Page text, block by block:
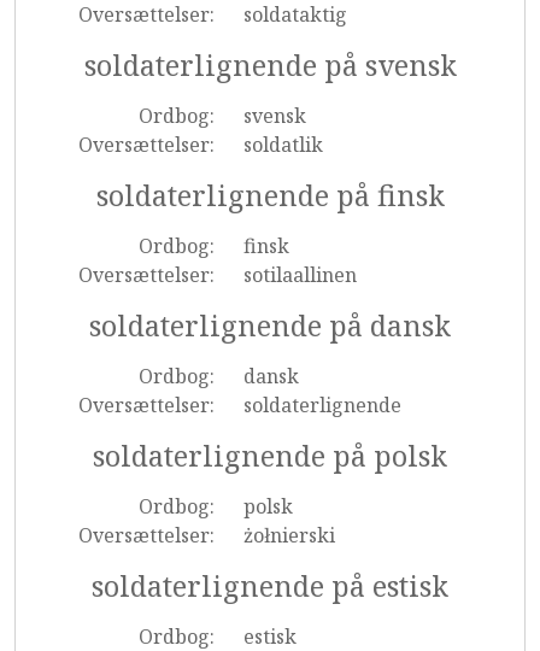
Oversættelser:
soldataktig
soldaterlignende på svensk
Ordbog:
svensk
Oversættelser:
soldatlik
soldaterlignende på finsk
Ordbog:
finsk
Oversættelser:
sotilaallinen
soldaterlignende på dansk
Ordbog:
dansk
Oversættelser:
soldaterlignende
soldaterlignende på polsk
Ordbog:
polsk
Oversættelser:
żołnierski
soldaterlignende på estisk
Ordbog:
estisk